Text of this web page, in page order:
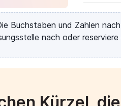
Buchstaben und Zahlen
nach oder